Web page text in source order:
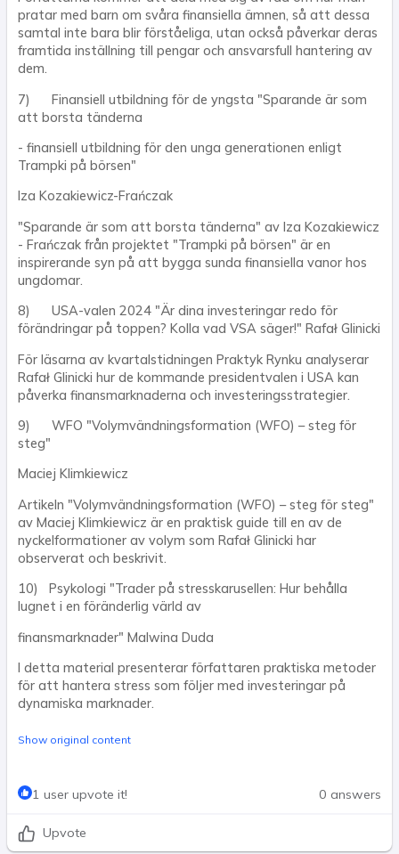
pratar med barn om svåra finansiella ämnen, så att dessa
samtal inte bara blir förståeliga, utan också påverkar deras
framtida inställning till pengar och ansvarsfull hantering av
dem.
7) Finansiell utbildning för de yngsta "Sparande är som
att borsta tänderna
- finansiell utbildning för den unga generationen enligt
Trampki på börsen"
Iza Kozakiewicz-Frańczak
"Sparande är som att borsta tänderna" av Iza Kozakiewicz
- Frańczak från projektet "Trampki på börsen" är en
inspirerande syn på att bygga sunda finansiella vanor hos
ungdomar.
8) USA-valen 2024 "Är dina investeringar redo för
förändringar på toppen? Kolla vad VSA säger!" Rafał Glinicki
För läsarna av kvartalstidningen Praktyk Rynku analyserar
Rafał Glinicki hur de kommande presidentvalen i USA kan
påverka finansmarknaderna och investeringsstrategier.
9) WFO "Volymvändningsformation (WFO) – steg för
steg"
Maciej Klimkiewicz
Artikeln "Volymvändningsformation (WFO) – steg för steg"
av Maciej Klimkiewicz är en praktisk guide till en av de
nyckelformationer av volym som Rafał Glinicki har
observerat och beskrivit.
10) Psykologi "Trader på stresskarusellen: Hur behålla
lugnet i en föränderlig värld av
finansmarknader" Malwina Duda
I detta material presenterar författaren praktiska metoder
för att hantera stress som följer med investeringar på
dynamiska marknader.
Show original content
1 user upvote it! 0 answers
Upvote